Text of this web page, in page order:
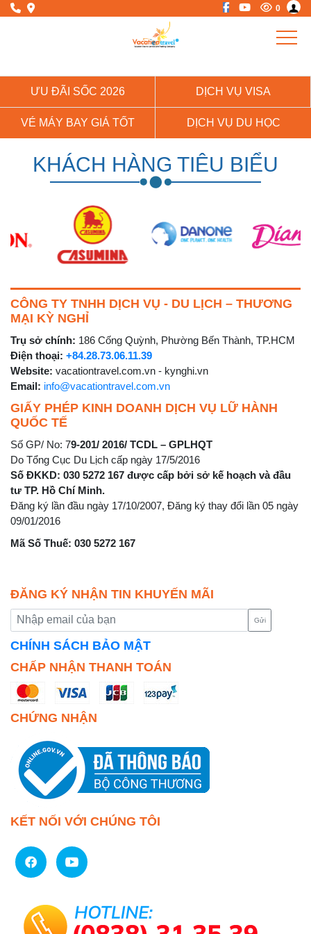
0
ƯU ĐÃI SỐC 2026 DỊCH VỤ VISA
VÉ MÁY BAY GIÁ TỐT DỊCH VỤ DU HỌC
KHÁCH HÀNG TIÊU BIỂU
CÔNG TY TNHH DỊCH VỤ - DU LỊCH – THƯƠNG
MẠI KỲ NGHỈ
Trụ sở chính: 186 Cống Quỳnh, Phường Bến Thành, TP.HCM
Điện thoại: +84.28.73.06.11.39
Website: vacationtravel.com.vn - kynghi.vn
Email: info@vacationtravel.com.vn
GIẤY PHÉP KINH DOANH DỊCH VỤ LỮ HÀNH
QUỐC TẾ
Số GP/ No: 79-201/ 2016/ TCDL – GPLHQT
Do Tổng Cục Du Lịch cấp ngày 17/5/2016
Số ĐKKD: 030 5272 167 được cấp bởi sở kế hoạch và đầu
tư TP. Hồ Chí Minh.
Đăng ký lần đầu ngày 17/10/2007, Đăng ký thay đổi lần 05 ngày
09/01/2016
Mã Số Thuế: 030 5272 167
ĐĂNG KÝ NHẬN TIN KHUYẾN MÃI
Gửi
CHÍNH SÁCH BẢO MẬT
CHẤP NHẬN THANH TOÁN
CHỨNG NHẬN
KẾT NỐI VỚI CHÚNG TÔI